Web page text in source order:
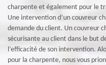
charpente et également pour le
Une intervention d’un couvreur
demande du client. Un couvreur
sécurisante au client dans le but
l’efficacité de son intervention.
pour la charpente, nous vous